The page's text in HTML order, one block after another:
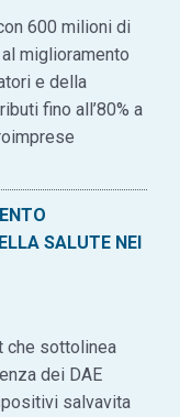
600 milioni di
miglioramento
e della
fino all’80% a
SALUTE NEI
che sottolinea
dei DAE
salvavita